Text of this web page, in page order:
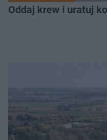
Oddaj krew i uratuj